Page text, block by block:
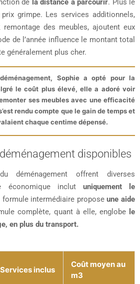
de la distance à parcourir. Plus le
grimpe. Les services additionnels,
des meubles, ajoutent eux
de l’année influence le montant total
généralement plus cher.
Sophie a opté pour la
le coût plus élevé, elle a adoré voir
ses meubles avec une efficacité
rendu compte que le gain de temps et
chaque centime dépensé.
disponibles
déménagement offrent diverses
économique inclut uniquement le
formule intermédiaire proposeune aide
complète, quant à elle, englobe le
en plus du transport.
Services inclus
Coût moyen au
m3